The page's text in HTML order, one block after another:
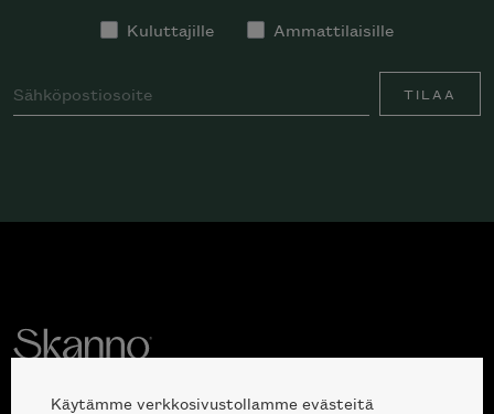
Kuluttajille Ammattilaisille
TILAA
Käytämme verkkosivustollamme evästeitä